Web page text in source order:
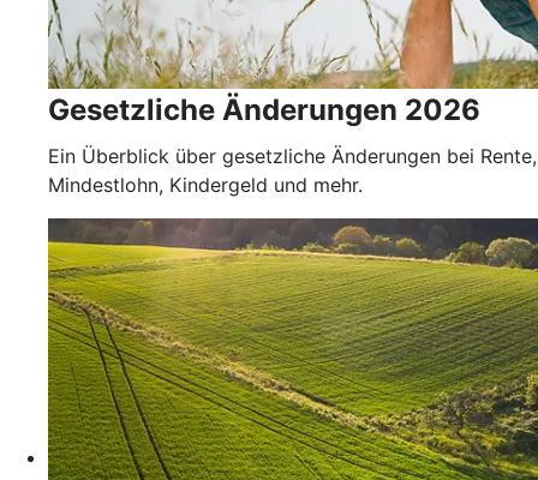
Gesetzliche Änderungen 2026
Ein Überblick über gesetzliche Änderungen bei Rente,
Mindestlohn, Kindergeld und mehr.